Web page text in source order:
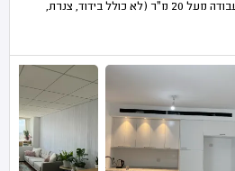
בניית 1 מ"ר גבס בסיסי לבן, בעבודה מעל 20 מ"ר (לא כולל בידוד, צנרת,